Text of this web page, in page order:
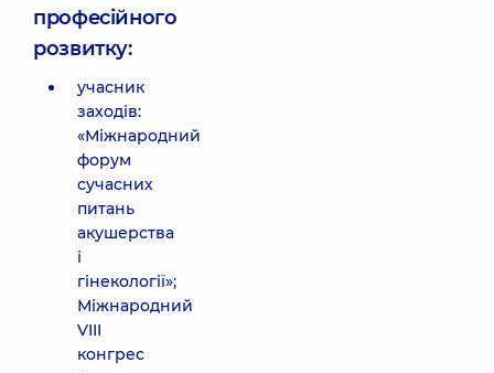
професійного
розвитку:
учасник
заходів:
«Міжнародний
форум
сучасних
питань
акушерства
і
гінекології»;
Міжнародний
VIII
конгрес